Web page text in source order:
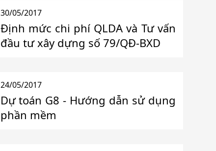
30/05/2017
Định mức chi phí QLDA và Tư vấn
đầu tư xây dựng số 79/QĐ-BXD
24/05/2017
Dự toán G8 - Hướng dẫn sử dụng
phần mềm